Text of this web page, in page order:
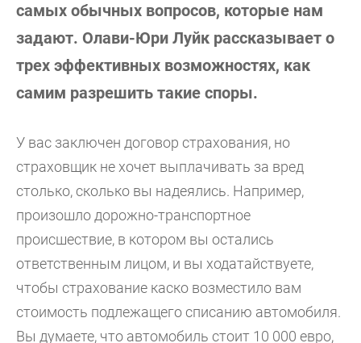
самых обычных вопросов, которые нам
задают. Олави-Юри Луйк рассказывает о
трех эффективных возможностях, как
самим разрешить такие споры.
У вас заключен договор страхования, но
страховщик не хочет выплачивать за вред
столько, сколько вы надеялись. Например,
произошло дорожно-транспортное
происшествие, в котором вы остались
ответственным лицом, и вы ходатайствуете,
чтобы страхование каско возместило вам
стоимость подлежащего списанию автомобиля.
Вы думаете, что автомобиль стоит 10 000 евро,